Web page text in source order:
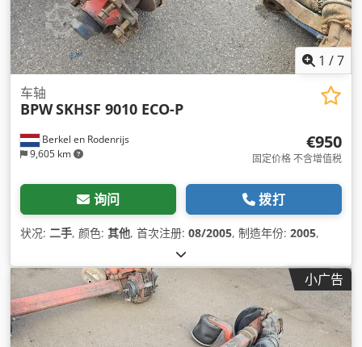
1 /7
Berkel en Rodenrijs
9,605 km
车轴
BPWSKHSF 9010 ECO-P
€950
固定价格 不含增值税
询问 拨打
状况: 二手, 颜色: 其他, 首次注册: 08/2005, 制造年份: 2005,
小广告